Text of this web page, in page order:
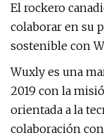
El rockero
colaborar en su
sostenible con
Wuxly es una
2019 con la
orientada a la
colaboración